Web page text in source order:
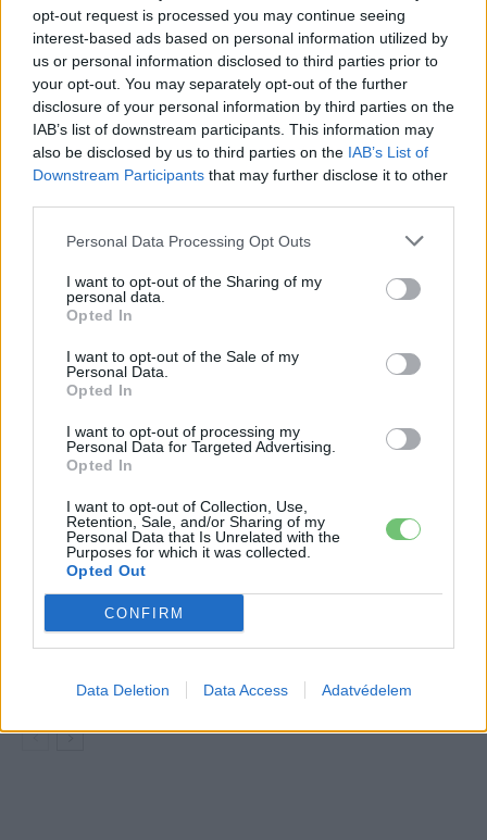
opt-out request is processed you may continue seeing
interest-based ads based on personal information utilized by
us or personal information disclosed to third parties prior to
your opt-out. You may separately opt-out of the further
disclosure of your personal information by third parties on the
IAB’s list of downstream participants. This information may
also be disclosed by us to third parties on the IAB’s List of
Downstream Participants that may further disclose it to other
Personal Data Processing Opt Outs
I want to opt-out of the Sharing of my
personal data.
Opted In
I want to opt-out of the Sale of my
Personal Data.
Opted In
I want to opt-out of processing my
Personal Data for Targeted Advertising.
Opted In
I want to opt-out of Collection, Use,
Retention, Sale, and/or Sharing of my
Personal Data that Is Unrelated with the
Purposes for which it was collected.
Opted Out
CONFIRM
Data Deletion Data Access Adatvédelem
e-cars.hu
foglalkoztatnak a legújabb fejlesztések az elektromosság és a
KAPCSOLÓDÓ CIKKEK TÖBB A SZERZŐTŐL
Elektromos
Dánia utolérte Norvégiát: már náluk is
szinte csak elektromos autót vesznek
Akkumulátor
150 milliárd eurót bukhat Európa, ha
nem szabadul a kínai akkumulátoroktól
Akkumulátor
2,4 millió eurós programba kezdtek a
németek, hogy lekörözzék a kínai LFP-
gyártókat